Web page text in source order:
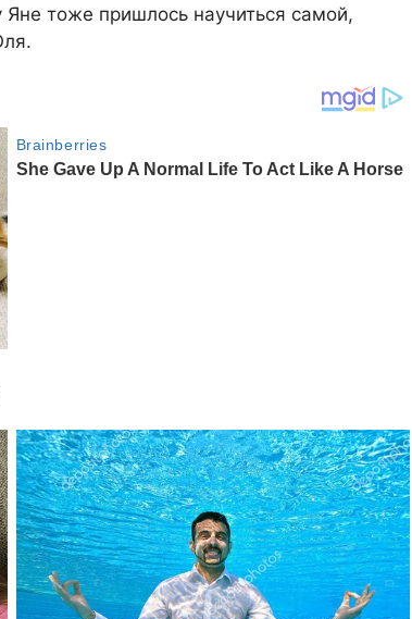
тоже пришлось научиться самой,